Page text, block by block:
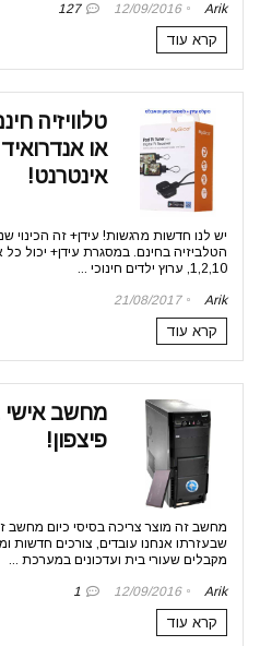
Arik
12/09/2016
127
קרא עוד
טלוויזיה
אינטרנט!
יש לנו חדשות מרגשות! עידן+ זה הכינוי
הטלביזיה בחינם. במסגרת עידן+ יכול
1,2,10, ערוץ ילדים חינוכי ...
Arik
21/08/2017
קרא עוד
פיצפון!
מחשב זה מוצר צריכה בסיסי כיום מחשב
שבעזרתו אנחנו עובדים, צורכים חדשות
מקבלים שעורי בית ועדכונים במערכת ...
Arik
12/09/2016
1
קרא עוד